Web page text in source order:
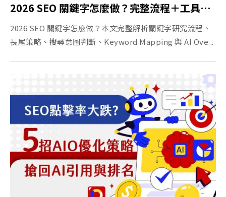
2026 SEO 關鍵字怎麼做？完整流程＋工具比較＋AI 搜尋總整理
2026 SEO 關鍵字怎麼做？本文完整解析關鍵字研究流程、
長尾策略、搜尋意圖判斷、Keyword Mapping 與 AI Ove...